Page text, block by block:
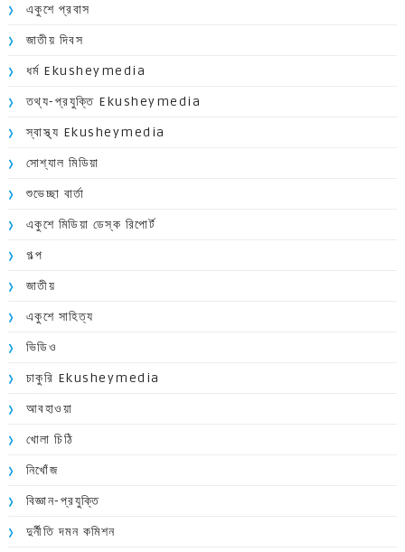
একুশে প্রবাস
জাতীয় দিবস
ধর্ম Ekusheymedia
তথ্য-প্রযুক্তি Ekusheymedia
স্বাস্থ্য Ekusheymedia
সোশ্যাল মিডিয়া
শুভেচ্ছা বার্তা
একুশে মিডিয়া ডেস্ক রিপোর্ট
গল্প
জাতীয়
একুশে সাহিত্য
ভিডিও
চাকুরি Ekusheymedia
আবহাওয়া
খোলা চিঠি
নিখোঁজ
বিজ্ঞান-প্রযুক্তি
দুর্নীতি দমন কমিশন